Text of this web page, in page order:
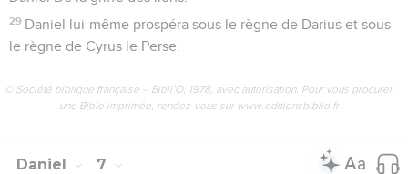
29 Daniel lui-même prospéra sous le règne de Darius et sous
le règne de Cyrus le Perse.
© Société biblique française – Bibli’O, 1978, avec autorisation. Pour vous procurer
une Bible imprimée, rendez-vous sur www.editionsbiblio.fr
Daniel 7